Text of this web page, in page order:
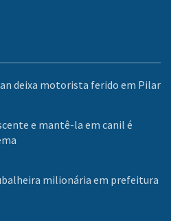
deixa motorista ferido em Pilar
e mantê-la em canil é
milionária em prefeitura